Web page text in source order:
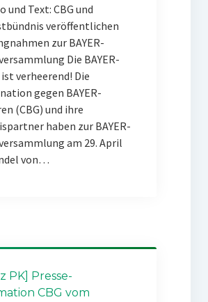
und Text: CBG und
veröffentlichen
zur BAYER-
Die BAYER-
verheerend! Die
gegen BAYER-
(CBG) und ihre
haben zur BAYER-
am 29. April
von…
PK] Presse-
CBG vom